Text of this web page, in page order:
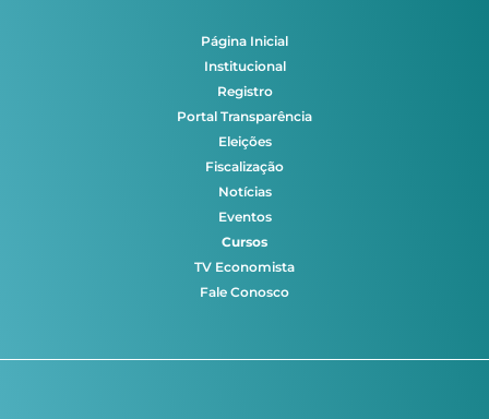
Página Inicial
Institucional
Registro
Portal Transparência
Eleições
Fiscalização
Notícias
Eventos
Cursos
TV Economista
Fale Conosco